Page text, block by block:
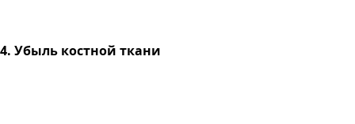
4. Убыль костной ткани